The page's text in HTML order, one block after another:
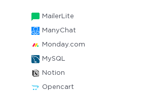
MailerLite
ManyChat
Monday.com
MySQL
Notion
Opencart